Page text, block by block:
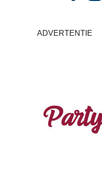
ADVERTENTIE